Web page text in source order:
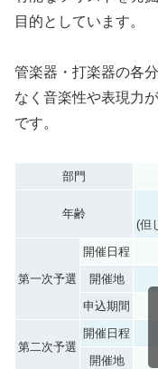
目的としています。
管楽器・打楽器の各
なく音楽性や表現力
です。
部門
年齢
(但
第一次予選
開催日程
開催地
申込期間
第二次予選
開催日程
開催地